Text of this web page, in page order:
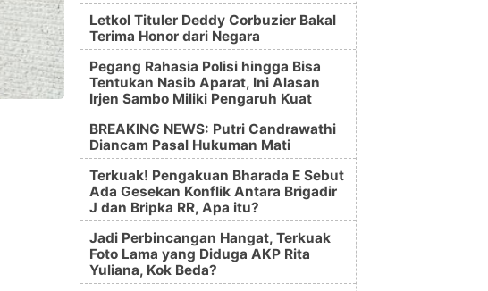
Letkol Tituler Deddy Corbuzier Bakal
Terima Honor dari Negara
Pegang Rahasia Polisi hingga Bisa
Tentukan Nasib Aparat, Ini Alasan
Irjen Sambo Miliki Pengaruh Kuat
BREAKING NEWS: Putri Candrawathi
Diancam Pasal Hukuman Mati
Terkuak! Pengakuan Bharada E Sebut
Ada Gesekan Konflik Antara Brigadir
J dan Bripka RR, Apa itu?
Jadi Perbincangan Hangat, Terkuak
Foto Lama yang Diduga AKP Rita
Yuliana, Kok Beda?